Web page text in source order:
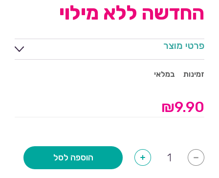
החדשה ללא מילוי
פרטי מוצר
זמינות במלאי
₪9.90
-
של
+ הוספה לסל